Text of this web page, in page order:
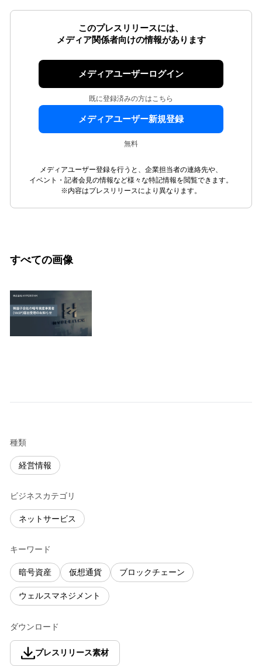
このプレスリリースには、
メディア関係者向けの情報があります
メディアユーザーログイン
既に登録済みの方はこちら
メディアユーザー新規登録
無料
メディアユーザー登録を行うと、企業担当者の連絡先や、
イベント・記者会見の情報など様々な特記情報を閲覧できます。
※内容はプレスリリースにより異なります。
すべての画像
種類
経営情報
ビジネスカテゴリ
ネットサービス
キーワード
暗号資産 仮想通貨 ブロックチェーン
ウェルスマネジメント
ダウンロード
プレスリリース素材